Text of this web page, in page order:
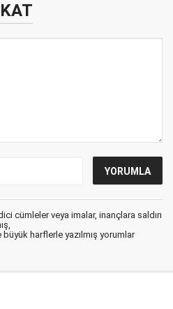
cümleler veya imalar, inançlara saldırı
harflerle yazılmış yorumlar